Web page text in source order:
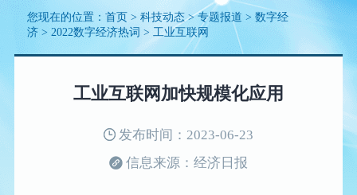
您现在的位置：首页 >科技动态>专题报道 >数字经
济 >2022数字经济热词 > 工业互联网
工业互联网加快规模化应用
发布时间：2023-06-23
信息来源：经济日报